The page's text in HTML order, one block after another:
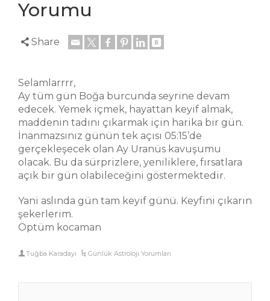
Yorumu
Share
Selamlarrrr,
Ay tüm gün Boğa burcunda seyrine devam
edecek. Yemek içmek, hayattan keyif almak,
maddenin tadını çıkarmak için harika bir gün.
İnanmazsınız günün tek açısı 05:15’de
gerçekleşecek olan Ay Uranüs kavuşumu
olacak. Bu da sürprizlere, yeniliklere, fırsatlara
açık bir gün olabileceğini göstermektedir.
Yani aslında gün tam keyif günü. Keyfini çıkarın
şekerlerim.
Öptüm kocaman
Tuğba Karadayı Günlük Astroloji Yorumları